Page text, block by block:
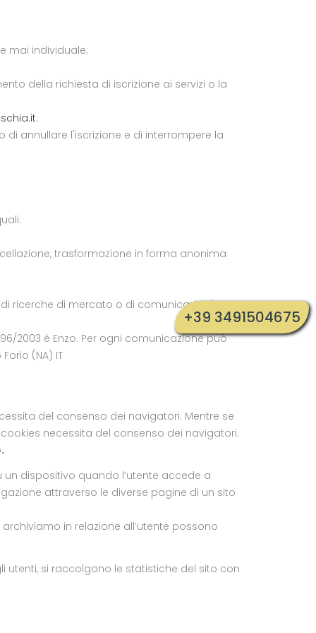
+39 3491504675
mai individuale;
della richiesta di iscrizione ai servizi o la
.
di annullare l'iscrizione e di interrompere la
trasformazione in forma anonima
ricerche di mercato o di comunicazioni
2003 è Enzo. Per ogni comunicazione può
(NA) IT
del consenso dei navigatori. Mentre se
necessita del consenso dei navigatori.
dispositivo quando l’utente accede a
attraverso le diverse pagine di un sito
in relazione all’utente possono
utenti, si raccolgono le statistiche del sito con